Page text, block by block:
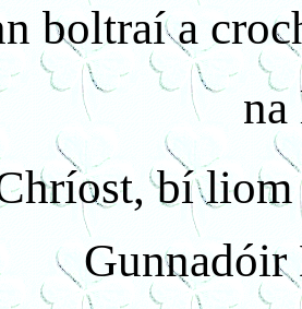
boltraí a
bí liom